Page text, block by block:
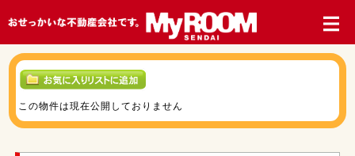
この物件は現在公開しておりません